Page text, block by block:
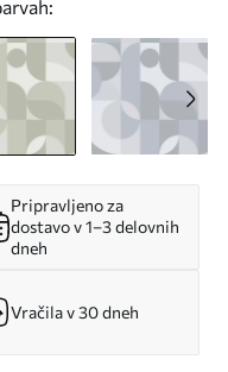
Pripravljeno za
dostavo v 1–3 delovnih
dneh
Vračila v 30 dneh